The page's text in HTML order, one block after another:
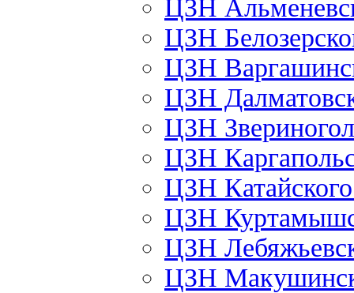
ЦЗН
ЦЗН
ЦЗН
ЦЗН
ЦЗН
ЦЗН
ЦЗН
ЦЗН
ЦЗН
ЦЗН